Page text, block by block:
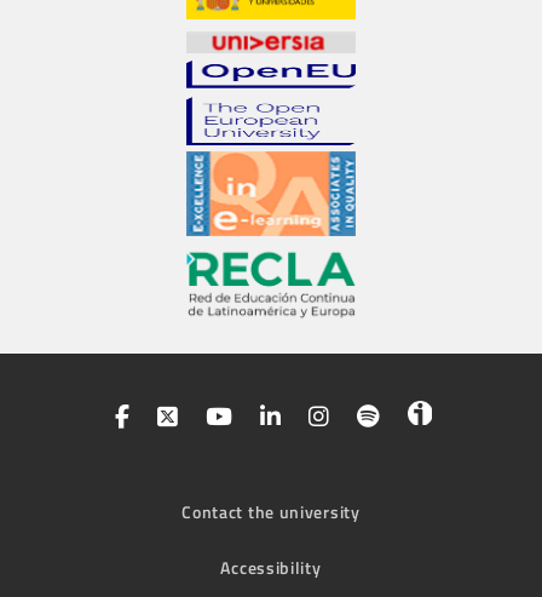
Contact the university
Accessibility